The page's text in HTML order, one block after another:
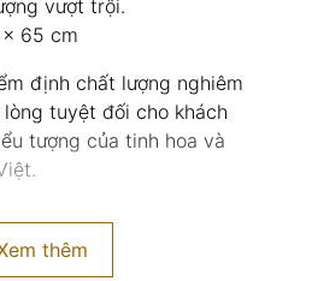
vượt trội.
65 cm
định chất lượng nghiêm
tuyệt đối cho khách
tượng của tinh hoa và
thêm